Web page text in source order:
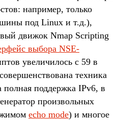
например, только
под Linux и т.д.),
движок Nmap Scripting
выбора NSE-
увеличилось с 59 в
техника
полная поддержка IPv6, в
произвольных
echo mode) и многое